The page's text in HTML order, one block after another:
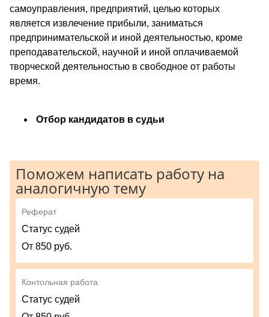
самоуправления, предприятий, целью которых
является извлечение прибыли, заниматься
предпринимательской и иной деятельностью, кроме
преподавательской, научной и иной оплачиваемой
творческой деятельностью в свободное от работы
время.
Отбор кандидатов в судьи
Поможем написать работу на
аналогичную тему
Реферат
Статус судей
От 850 руб.
Контольная работа
Статус судей